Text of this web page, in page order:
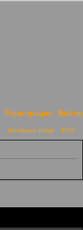
Регистрация Войти
Активные темы RSS